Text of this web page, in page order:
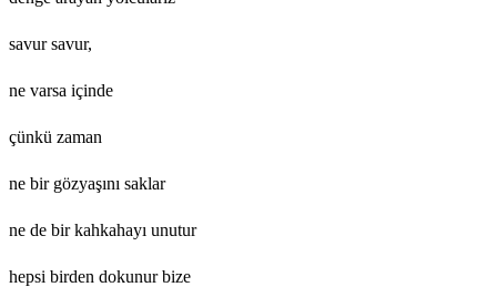
savur savur,
ne varsa içinde
çünkü zaman
ne bir gözyaşını saklar
ne de bir kahkahayı unutur
hepsi birden dokunur bize